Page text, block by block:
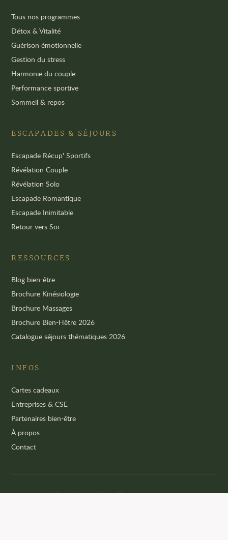
Tous nos programmes
Détox & Vitalité
Guérison émotionnelle
Gestion du stress
Harmonie du couple
Performance sportive
Sommeil & repos
ESCAPADES & SÉJOURS
Escapade Récup' Sportifs
Révélation Couple
Révélation Solo
Escapade Romantique
Escapade Inimitable
Retour vers Soi
RESSOURCES
Blog bien-être
Brochure Kinésiologie
Brochure Massages
Brochure Bien-Hêtre 2026
Catalogue séjours thématiques 2026
INFOS
Cartes cadeaux
Entreprises & CSE
Partenaires bien-être
À propos
Contact
©Bien-Hêtre 2019–· Tous droits réservés